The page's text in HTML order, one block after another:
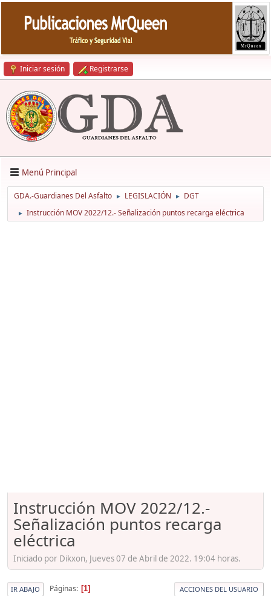
Iniciar sesión Registrarse
Menú Principal
GDA.-Guardianes Del Asfalto ► LEGISLACIÓN ► DGT
► Instrucción MOV 2022/12.- Señalización puntos recarga eléctrica
Instrucción MOV 2022/12.-
Señalización puntos recarga
eléctrica
Iniciado por Dikxon, Jueves 07 de Abril de 2022. 19:04 horas.
IR ABAJO Páginas 1 ACCIONES DEL USUARIO